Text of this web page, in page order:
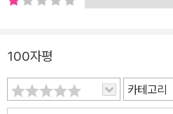
100자평
카테고리